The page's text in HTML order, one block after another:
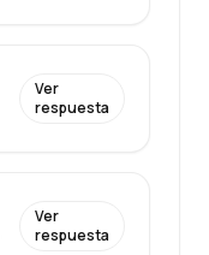
Ver
respuesta
Ver
respuesta